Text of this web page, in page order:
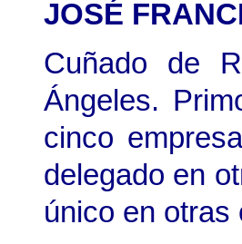
JOSÉ
Cuñado de
Ángeles.
cinco
delegado en
único en otras